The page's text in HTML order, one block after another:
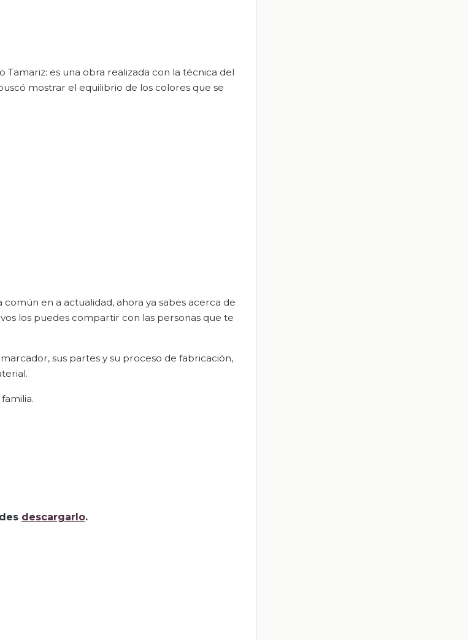
es una obra realizada con la técnica del
mostrar el equilibrio de los colores que se
en a actualidad, ahora ya sabes acerca de
los puedes compartir con las personas que te
sus partes y su proceso de fabricación,
descargarlo.